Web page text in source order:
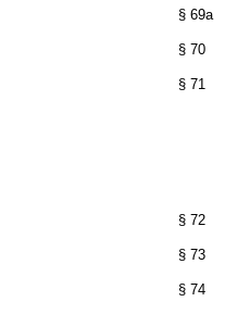
§ 69a
§ 70
§ 71
§ 72
§ 73
§ 74